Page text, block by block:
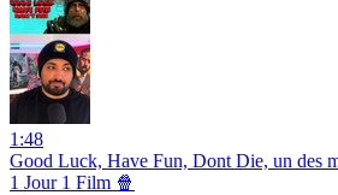
1:48
Good Luck, Have Fun, Dont Die, un des
1 Jour 1 Film 🍿